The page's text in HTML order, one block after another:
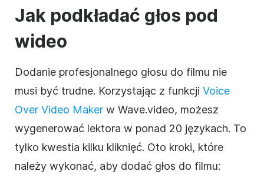
Jak podkładać głos pod
wideo
Dodanie profesjonalnego głosu do filmu nie
musi być trudne. Korzystając z funkcji Voice
Over Video Maker w Wave.video, możesz
wygenerować lektora w ponad 20 językach. To
tylko kwestia kilku kliknięć. Oto kroki, które
należy wykonać, aby dodać głos do filmu: